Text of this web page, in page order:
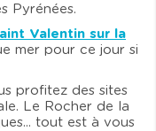
Pyrénées.
Valentin sur la
mer pour ce jour si
profitez des sites
Le Rocher de la
tout est à vous